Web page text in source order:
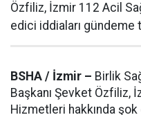
Özfiliz, İzmir 112 Acil
edici iddiaları gündeme
BSHA / İzmir – Birlik
Başkanı Şevket Özfiliz,
Hizmetleri hakkında şok